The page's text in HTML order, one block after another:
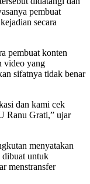
pembuat
secara
pembuat konten
video yang
sifatnya tidak benar
dan kami cek
Ranu Grati,” ujar
menyatakan
dibuat untuk
menstransfer